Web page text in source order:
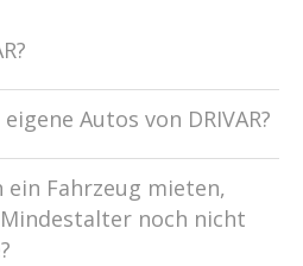
Autos von DRIVAR?
ein Fahrzeug mieten,
noch nicht